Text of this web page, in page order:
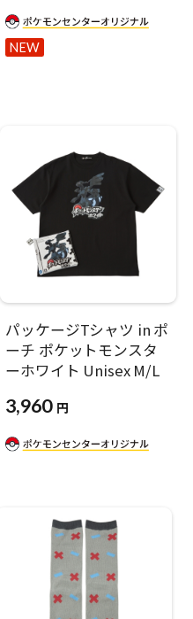
NEW
パッケージTシャツ in ポ
ーチ ポケットモンスタ
ーホワイト Unisex M/L
3,960 円